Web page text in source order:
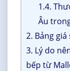
1.4.
Âu
2. Bảng
3. Lý do
bếp từ